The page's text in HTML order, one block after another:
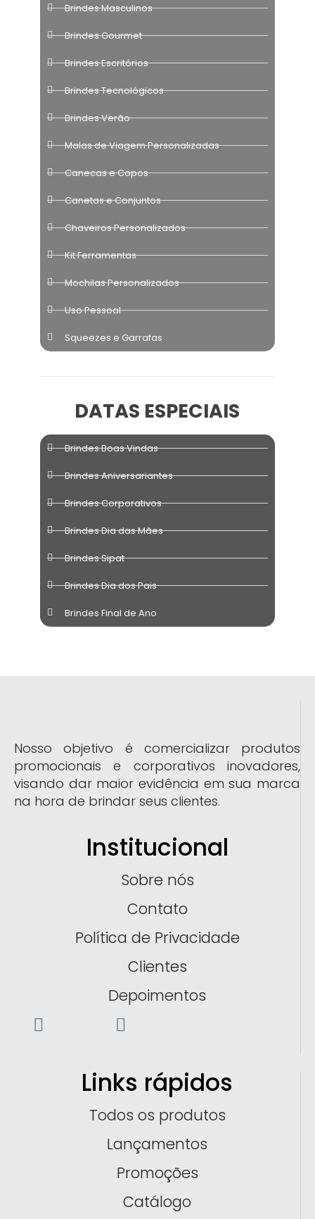
Brindes Masculinos
Brindes Gourmet
Brindes Escritórios
Brindes Tecnológicos
Brindes Verão
Malas de Viagem Personalizadas
Canecas e Copos
Canetas e Conjuntos
Chaveiros Personalizados
Kit Ferramentas
Mochilas Personalizados
Uso Pessoal
Squeezes e Garrafas
DATAS ESPECIAIS
Brindes Boas Vindas
Brindes Aniversariantes
Brindes Corporativos
Brindes Dia das Mães
Brindes Sipat
Brindes Dia dos Pais
Brindes Final de Ano
Nosso objetivo é comercializar produtos
promocionais e corporativos inovadores,
visando dar maior evidência em sua marca
na hora de brindar seus clientes.
Institucional
Sobre nós
Contato
Política de Privacidade
Clientes
Depoimentos
Links rápidos
Todos os produtos
Lançamentos
Promoções
Catálogo